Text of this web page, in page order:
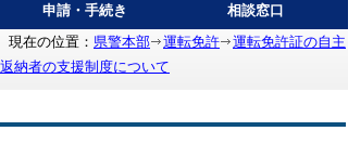
申請・手続き
相談窓口
現在の位置： 県警本部 運転免許
運転免許証の自主
返納者の支援制度について